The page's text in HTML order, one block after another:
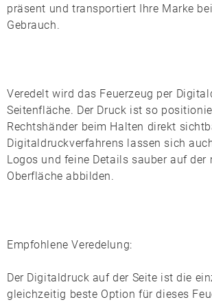
präsent und transportiert Ihre Marke
Gebrauch.
Veredelt wird das Feuerzeug per
Seitenfläche. Der Druck ist so
Rechtshänder beim Halten direkt
Digitaldruckverfahrens lassen sich
Logos und feine Details sauber auf der
Oberfläche abbilden.
Empfohlene Veredelung:
Der Digitaldruck auf der Seite ist die
gleichzeitig beste Option für dieses